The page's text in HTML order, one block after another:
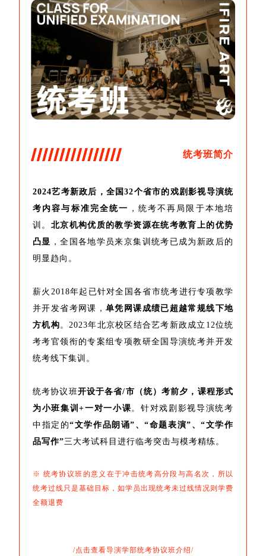
统考班简介
2024艺考新政后，全国32个省市的戏剧影视导演统
考内容与标准完全统一 ，统考不再局限于本地培
训。 北京机构优质的教学资源在统考教育上的优势
凸显 ，全国各地学员来京集训统考已成为新政后的
明显趋向。
薪火2018年起已针对全国各省市统考进行专项教学
并开发省考网课，单凭网课成绩已超越常规线下地
方机构。2023年北京校区结合艺考新政成立12位统
考考官领衔的专案组专项教研全国导演统考并开发
统考线下集训。
统考协议班开设于各省/市（统）考前夕，课程形式
为小班集训+一对一小课。针对戏剧影视导演统考
中指定的“文学作品朗诵”、“命题表演”、“文学作
品写作”三大考试科目进行临考突击与模考精练。
※ 统考协议班的意义在于冲击统考高分段与高名次，所以
统考过线只是基础目标，如学员出现统考未过线情况则学费
全额退费
/点击查看导演学部统考协议班介绍/